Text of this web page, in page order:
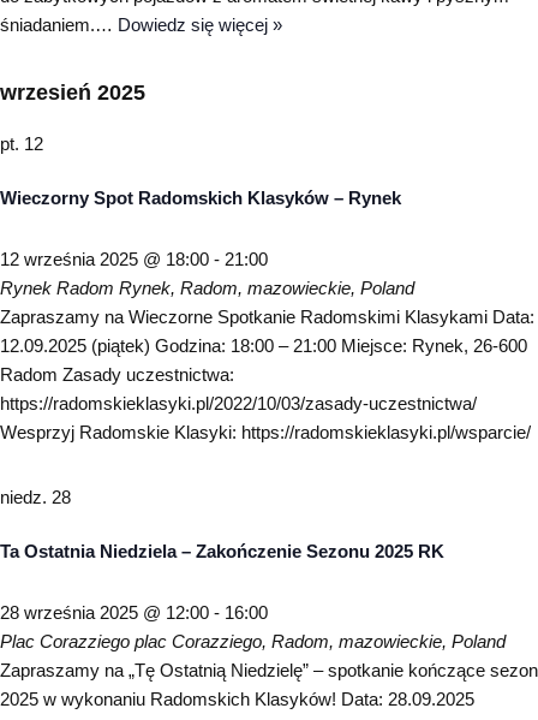
śniadaniem.… Dowiedz się więcej »
wrzesień 2025
pt. 12
Wieczorny Spot Radomskich Klasyków – Rynek
12 września 2025 @ 18:00 - 21:00
Rynek Radom Rynek, Radom, mazowieckie, Poland
Zapraszamy na Wieczorne Spotkanie Radomskimi Klasykami Data:
12.09.2025 (piątek) Godzina: 18:00 – 21:00 Miejsce: Rynek, 26-600
Radom Zasady uczestnictwa:
https://radomskieklasyki.pl/2022/10/03/zasady-uczestnictwa/
Wesprzyj Radomskie Klasyki: https://radomskieklasyki.pl/wsparcie/
niedz. 28
Ta Ostatnia Niedziela – Zakończenie Sezonu 2025 RK
28 września 2025 @ 12:00 - 16:00
Plac Corazziego plac Corazziego, Radom, mazowieckie, Poland
Zapraszamy na „Tę Ostatnią Niedzielę” – spotkanie kończące sezon
2025 w wykonaniu Radomskich Klasyków! Data: 28.09.2025